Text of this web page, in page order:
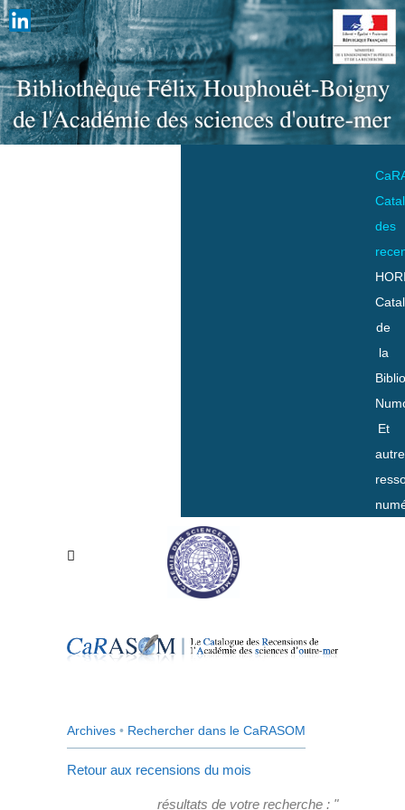
des
de
la
Et
Archives • Rechercher dans le CaRASOM
Retour aux recensions du mois
résultats de votre recherche : "